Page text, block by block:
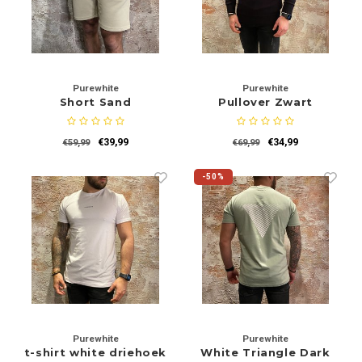
Rokken
Tassen
Body's
Blouses
Tracksuits
Schoenen
Accessoires
Bodywarmers
Coltrui
Trackpants
Purewhite
Short Sand
€59,99 €39,99
Purewhite
Pullover Zwart
€69,99 €34,99
Purewhite
t-shirt white driehoek
-50%
Purewhite
White Triangle Dark